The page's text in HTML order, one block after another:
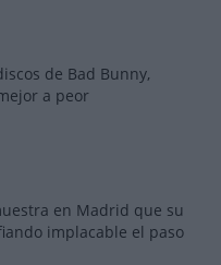
de Bad Bunny,
a peor
en Madrid que su
implacable el paso